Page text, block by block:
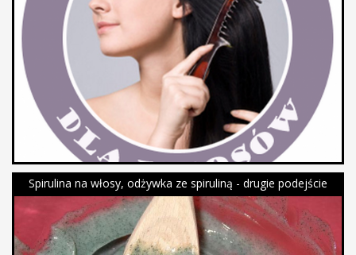
Spirulina na włosy, odżywka ze spiruliną - drugie podejście